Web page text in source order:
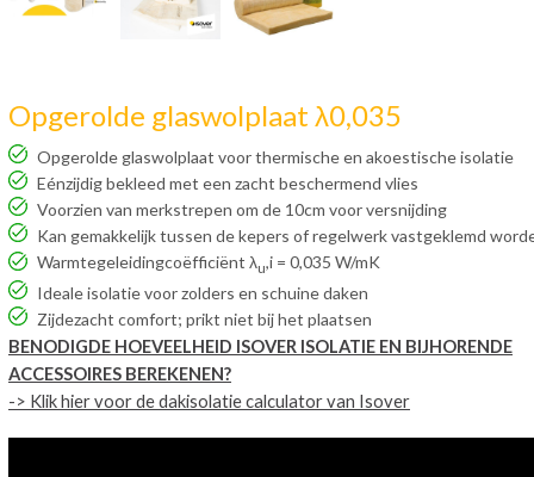
Opgerolde glaswolplaat λ0,035
Opgerolde glaswolplaat voor thermische en akoestische isolatie
Eénzijdig bekleed met een zacht beschermend vlies
Voorzien van merkstrepen om de 10cm voor versnijding
Kan gemakkelijk tussen de kepers of regelwerk vastgeklemd
Warmtegeleidingcoëfficiënt λu,i = 0,035 W/mK
Ideale isolatie voor zolders en schuine daken
Zijdezacht comfort; prikt niet bij het plaatsen
BENODIGDE HOEVEELHEID ISOVER ISOLATIE EN BIJHORENDE
ACCESSOIRES BEREKENEN?
-> Klik hier voor de dakisolatie calculator van Isover